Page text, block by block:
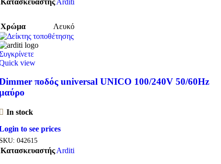
Χρώμα Λευκό
view
ποδός universal UNICO 100/240V 50/60Hz
In stock
to see prices
042615
ΚατασκευαστήςArditi